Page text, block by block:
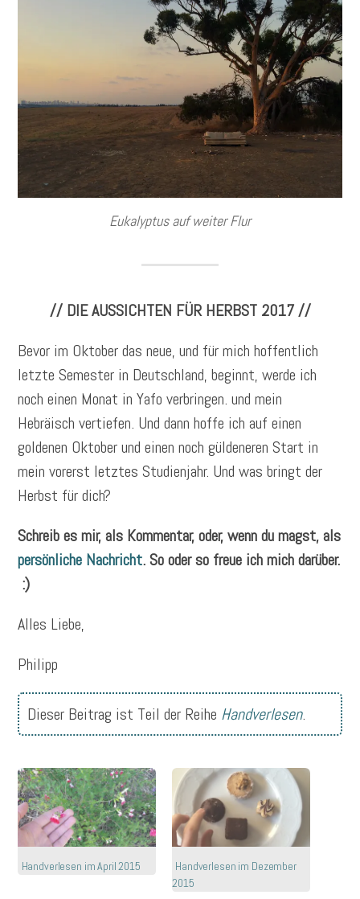
Eukalyptus auf weiter Flur
// DIE AUSSICHTEN FÜR HERBST 2017 //
Bevor im Oktober das neue, und für mich hoffentlich
letzte Semester in Deutschland, beginnt, werde ich
noch einen Monat in Yafo verbringen. und mein
Hebräisch vertiefen. Und dann hoffe ich auf einen
goldenen Oktober und einen noch güldeneren Start in
mein vorerst letztes Studienjahr. Und was bringt der
Herbst für dich?
Schreib es mir, als Kommentar, oder, wenn du magst, als
persönliche Nachricht. So oder so freue ich mich darüber.
:)
Alles Liebe,
Philipp
Dieser Beitrag ist Teil der Reihe Handverlesen.
Handverlesen im April 2015
Handverlesen im Dezember
2015